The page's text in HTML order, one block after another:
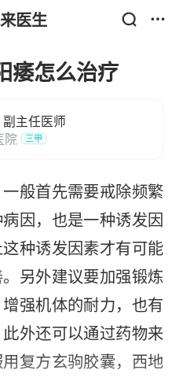
医生
痿怎么治疗
副主任医师
院
三甲
般首先需要戒除频繁
因，也是一种诱发因
种诱发因素才有可能
另外建议要加强锻炼
强机体的耐力，也有
外还可以通过药物来
复方玄驹胶囊，西地